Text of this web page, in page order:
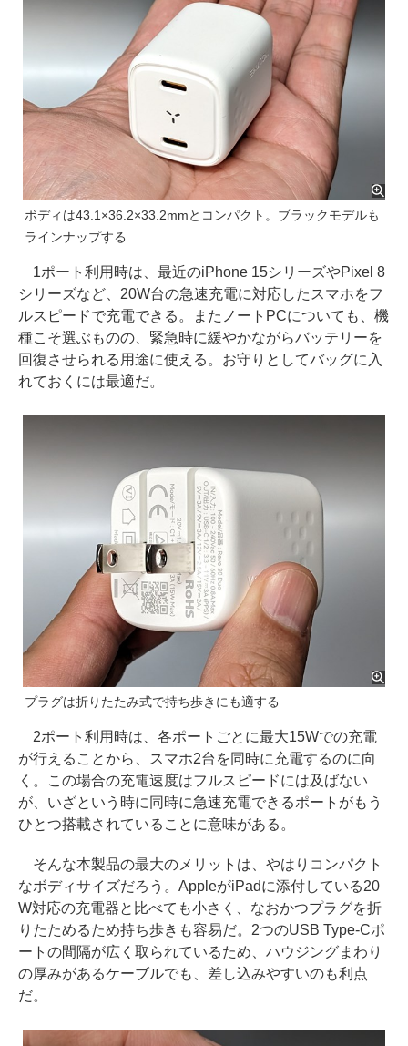
ボディは‎43.1×36.2×33.2mmとコンパクト。ブラックモデルも
ラインナップする
1ポート利用時は、最近のiPhone 15シリーズやPixel 8
シリーズなど、20W台の急速充電に対応したスマホをフ
ルスピードで充電できる。またノートPCについても、機
種こそ選ぶものの、緊急時に緩やかながらバッテリーを
回復させられる用途に使える。お守りとしてバッグに入
れておくには最適だ。
プラグは折りたたみ式で持ち歩きにも適する
2ポート利用時は、各ポートごとに最大15Wでの充電
が行えることから、スマホ2台を同時に充電するのに向
く。この場合の充電速度はフルスピードには及ばない
が、いざという時に同時に急速充電できるポートがもう
ひとつ搭載されていることに意味がある。
そんな本製品の最大のメリットは、やはりコンパクト
なボディサイズだろう。AppleがiPadに添付している20
W対応の充電器と比べても小さく、なおかつプラグを折
りたためるため持ち歩きも容易だ。2つのUSB Type-Cポ
ートの間隔が広く取られているため、ハウジングまわり
の厚みがあるケーブルでも、差し込みやすいのも利点
だ。